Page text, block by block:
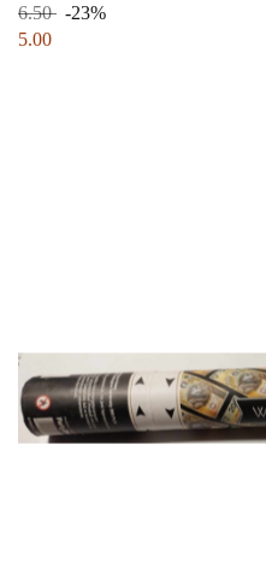
6.50
-23%
5.00